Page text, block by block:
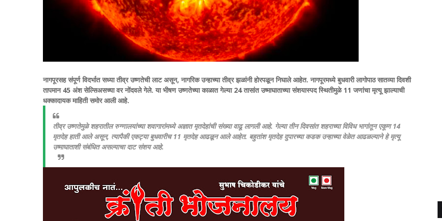
नागपूरसह संपूर्ण विदर्भात सध्या तीव्र उष्णतेची लाट असून, नागरिक उन्हाच्या तीव्र झळांनी होरपळून निघाले आहेत. नागपूरमध्ये बुधवारी लागोपाठ सातव्या दिवशी
तापमान 45 अंश सेल्सिअसच्या वर नोंदवले गेले. या भीषण उष्णतेच्या काळात गेल्या 24 तासांत उष्माघाताच्या संशयास्पद स्थितीमुळे 11 जणांचा मृत्यू झाल्याची
धक्कादायक माहिती समोर आली आहे.
तीव्र उष्णतेमुळे शहरातील रुग्णालयांच्या शवागारांमध्ये अज्ञात मृतदेहांची संख्या वाढू लागली आहे. गेल्या तीन दिवसांत शहराच्या विविध भागांतून एकूण 14
मृतदेह हाती आले असून, त्यापैकी एकट्या बुधवारीच 11 मृतदेह आढळून आले आहेत. बहुतांश मृतदेह दुपारच्या कडक उन्हाच्या वेळेत आढळल्याने हे मृत्यू
उष्माघाताशी संबंधित असल्याचा दाट संशय आहे.